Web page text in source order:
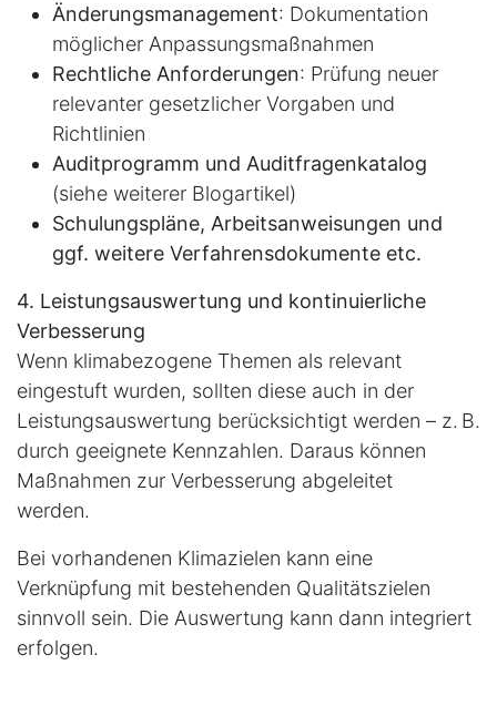
Änderungsmanagement: Dokumentation
möglicher Anpassungsmaßnahmen
Rechtliche Anforderungen: Prüfung neuer
relevanter gesetzlicher Vorgaben und
Richtlinien
Auditprogramm und Auditfragenkatalog
(siehe weiterer Blogartikel)
Schulungspläne, Arbeitsanweisungen und
ggf. weitere Verfahrensdokumente etc.
4. Leistungsauswertung und kontinuierliche
Verbesserung
Wenn klimabezogene Themen als relevant
eingestuft wurden, sollten diese auch in der
Leistungsauswertung berücksichtigt werden – z. B.
durch geeignete Kennzahlen. Daraus können
Maßnahmen zur Verbesserung abgeleitet
werden.
Bei vorhandenen Klimazielen kann eine
Verknüpfung mit bestehenden Qualitätszielen
sinnvoll sein. Die Auswertung kann dann integriert
erfolgen.